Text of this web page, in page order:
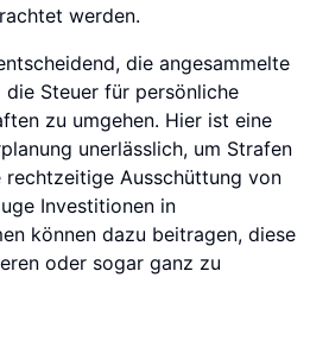
werden.
die angesammelte
die Steuer für persönliche
zu umgehen. Hier ist eine
unerlässlich, um Strafen
rechtzeitige Ausschüttung von
Investitionen in
können dazu beitragen, diese
oder sogar ganz zu